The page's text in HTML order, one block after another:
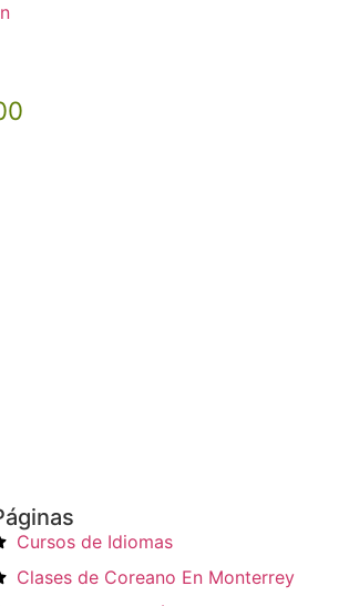
Cursos de Idiomas
Clases de Coreano En Monterrey